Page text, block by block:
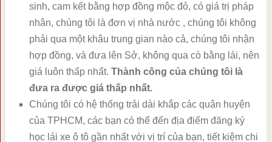
sinh, cam kết bằng hợp đồng mộc đỏ, có giá trị pháp
nhân, chúng tôi là đơn vị nhà nước , chúng tôi không
phải qua một khâu trung gian nào cả, chúng tôi nhận
hợp đồng, và đưa lên Sở, không qua cò bằng lái, nên
giá luôn thấp nhất. Thành công của chúng tôi là
đưa ra được giá thấp nhất.
Chúng tôi có hệ thống trải dài khắp các quận huyện
của TPHCM, các bạn có thể đến địa điểm đăng ký
học lái xe ô tô gần nhất với vị trí của bạn, tiết kiệm chi